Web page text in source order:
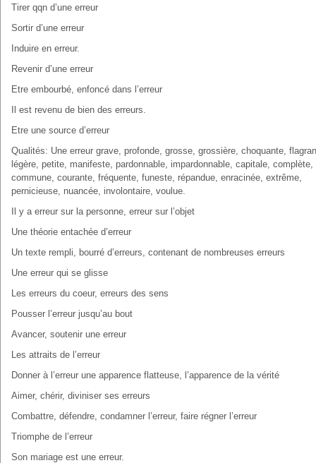
Tirer qqn d’une erreur
Sortir d’une erreur
Induire en erreur.
Revenir d’une erreur
Etre embourbé, enfoncé dans l’erreur
Il est revenu de bien des erreurs.
Etre une source d’erreur
Qualités: Une erreur grave, profonde, grosse, grossière, choquante,
légère, petite, manifeste, pardonnable, impardonnable, capitale,
commune, courante, fréquente, funeste, répandue, enracinée, extrême,
pernicieuse, nuancée, involontaire, voulue.
Il y a erreur sur la personne, erreur sur l’objet
Une théorie entachée d’erreur
Un texte rempli, bourré d’erreurs, contenant de nombreuses erreurs
Une erreur qui se glisse
Les erreurs du coeur, erreurs des sens
Pousser l’erreur jusqu’au bout
Avancer, soutenir une erreur
Les attraits de l’erreur
Donner à l’erreur une apparence flatteuse, l’apparence de la vérité
Aimer, chérir, diviniser ses erreurs
Combattre, défendre, condamner l’erreur, faire régner l’erreur
Triomphe de l’erreur
Son mariage est une erreur.